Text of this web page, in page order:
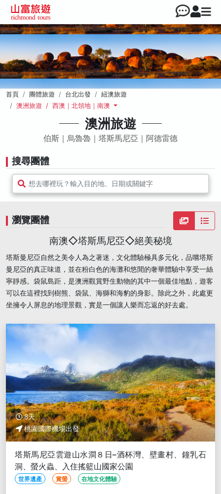
首頁 團體旅遊 台北出發
紐澳旅遊
澳洲旅遊 / 西澳｜北領地｜南澳
澳洲旅遊
伯斯｜烏魯魯｜塔斯馬尼亞｜阿德雷德
搜尋團體
想去哪裡玩？輸入目的地、日期或關鍵字
瀏覽團體
南澳◇塔斯馬尼亞◇絕美秘境
塔斯曼尼亞自然之美令人為之著迷，文化體驗極具多元化，品嚐塔斯
曼尼亞的真正味道，並在粉白色的海灘和悠閒的奢華體驗中享受一絲
寧靜感。袋鼠島距，是澳洲觀賞野生動物的其中一個最佳地點，遊客
可以在這裡找到樹熊、袋鼠、海獅和海豹的身影。除此之外，此處更
坐擁令人屏息的地理景觀，實是一個讓人樂而忘返的好去處。
8天
桃園國際機場出發
塔斯馬尼亞雲遊山水澗８日–酒杯灣、壁畫村、鐘乳石
洞、螢火蟲、入住搖籃山國家公園
世界遺產 賞螢 在地文化體驗